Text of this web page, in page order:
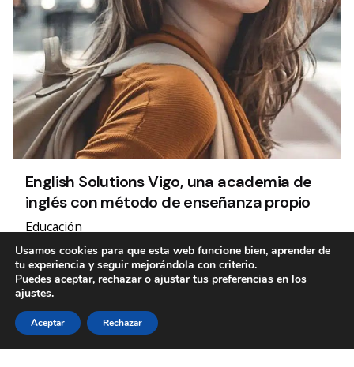
English Solutions Vigo, una academia de
inglés con método de enseñanza propio
Educación
Un camino de emprendimiento compartido.
1
Usamos cookies para que esta web funcione bien, aprender de
tu experiencia y seguir mejorándola con criterio.
Puedes aceptar, rechazar o ajustar tus preferencias en los
ajustes.
Aceptar Rechazar